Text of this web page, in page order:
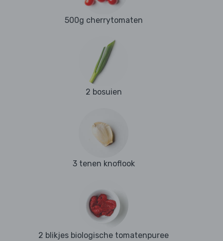
500g cherrytomaten
2 bosuien
3 tenen knoflook
2 blikjes biologische tomatenpuree